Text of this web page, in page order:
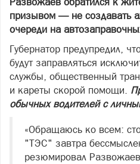
призывом — не создавать
очереди на
Губернатор предупредил,
будут заправляться
службы, общественный
и кареты скорой помощи.
обычных водителей с
«Обращаюсь ко всем:
"ТЭС" завтра
резюмировал